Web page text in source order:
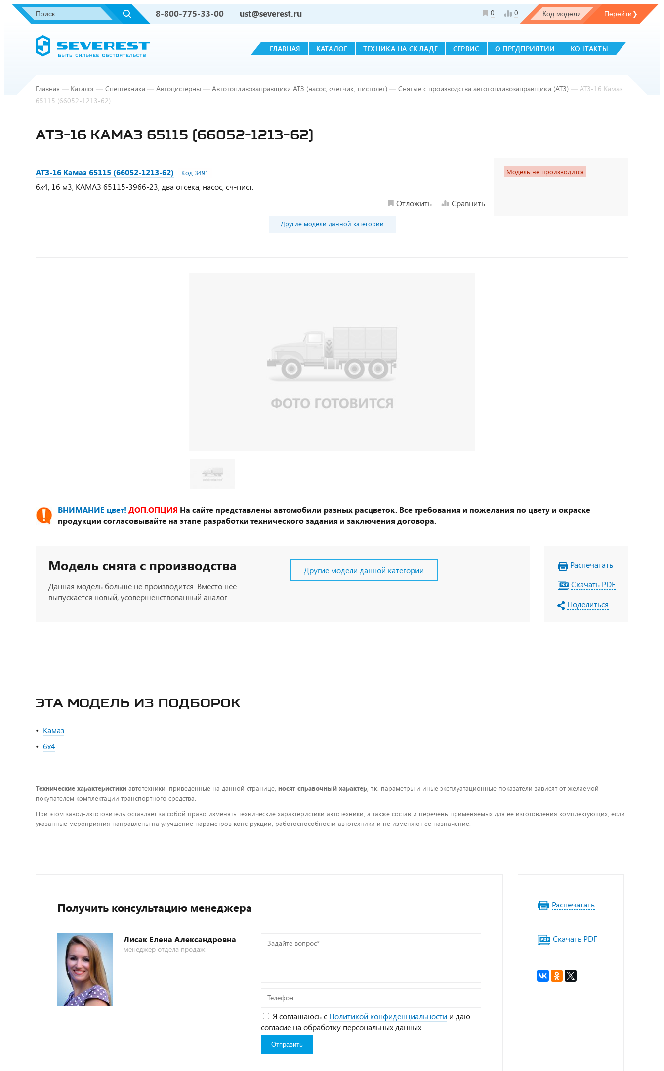
8-800-775-33-00 ust@severest.ru 0 0
ГЛАВНАЯ КАТАЛОГ ТЕХНИКА НА СКЛАДЕ СЕРВИС О ПРЕДПРИЯТИИ КОНТАКТЫ
Главная — Каталог — Спецтехника — Автоцистерны — Автотопливозаправщики АТЗ (насос, счетчик, пистолет) — Снятые с производства автотопливозаправщики (АТЗ) — АТЗ-16 Камаз
65115 (66052-1213-62)
АТЗ-16 КАМАЗ 65115 (66052-1213-62)
АТЗ-16 Камаз 65115 (66052-1213-62) Код:3491
6х4, 16 м3, КАМАЗ 65115-3966-23, два отсека, насос, сч-пист.
Отложить
Сравнить
Модель не производится
Другие модели данной категории
ВНИМАНИЕ цвет! ДОП.ОПЦИЯ На сайте представлены автомобили разных расцветок. Все требования и пожелания по цвету и окраске
продукции согласовывайте на этапе разработки технического задания и заключения договора.
Модель снята с производства
Данная модель больше не производится. Вместо нее
выпускается новый, усовершенствованный аналог.
Другие модели данной категории
Распечатать
Скачать PDF
Поделиться
ЭТА МОДЕЛЬ ИЗ ПОДБОРОК
Камаз
6х4
Технические характеристики автотехники, приведенные на данной странице, носят справочный характер, т.к. параметры и иные эксплуатационные показатели зависят от желаемой
покупателем комплектации транспортного средства.
При этом завод-изготовитель оставляет за собой право изменять технические характеристики автотехники, а также состав и перечень применяемых для ее изготовления комплектующих, если
указанные мероприятия направлены на улучшение параметров конструкции, работоспособности автотехники и не изменяют ее назначение.
Получить консультацию менеджера
Лисак Елена Александровна
менеджер отдела продаж
Задайте
Телефон
Я соглашаюсь с Политикой конфиденциальности и даю
согласие на обработку персональных данных
Распечатать
Скачать PDF